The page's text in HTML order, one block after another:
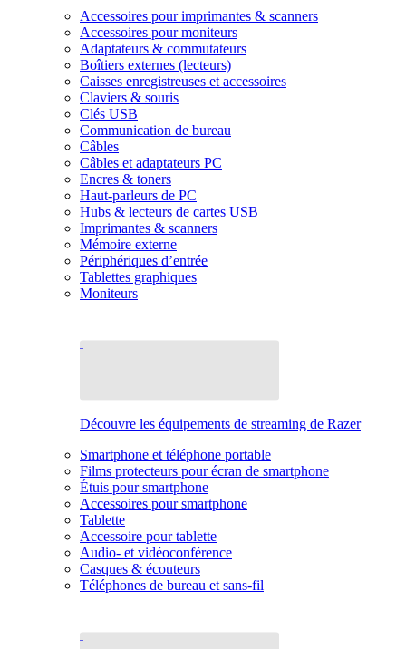
Accessoires pour imprimantes & scanners
Accessoires pour moniteurs
Adaptateurs & commutateurs
Boîtiers externes (lecteurs)
Caisses enregistreuses et accessoires
Claviers & souris
Clés USB
Communication de bureau
Câbles
Câbles et adaptateurs PC
Encres & toners
Haut-parleurs de PC
Hubs & lecteurs de cartes USB
Imprimantes & scanners
Mémoire externe
Périphériques d’entrée
Tablettes graphiques
Moniteurs
Découvre les équipements de streaming de Razer
Smartphone et téléphone portable
Films protecteurs pour écran de smartphone
Étuis pour smartphone
Accessoires pour smartphone
Tablette
Accessoire pour tablette
Audio- et vidéoconférence
Casques & écouteurs
Téléphones de bureau et sans-fil